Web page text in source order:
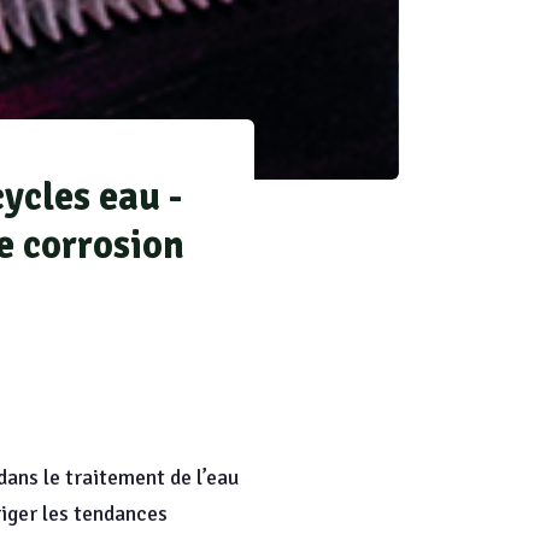
eau -
corrosion
le traitement de l’eau
les tendances